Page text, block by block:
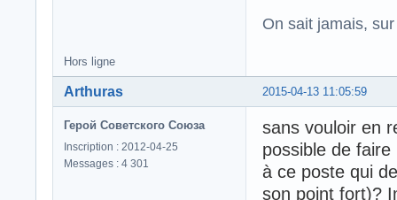
On sait jamais,
Hors ligne
2015-04-13 11:05:59
Arthuras
Герой Советского Союза
Inscription : 2012-04-25
Messages : 4 301
sans vouloir en
possible de
à ce poste qui
son point fort)?